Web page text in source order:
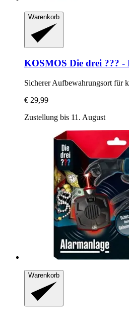
Warenkorb
KOSMOS Die drei ???
Sicherer Aufbewahrungsort für
€ 29,99
Zustellung bis 11. August
Warenkorb